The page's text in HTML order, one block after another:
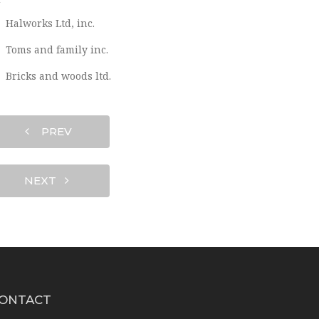
Halworks Ltd, inc.
Toms and family inc.
Bricks and woods ltd.
PREV
NEXT